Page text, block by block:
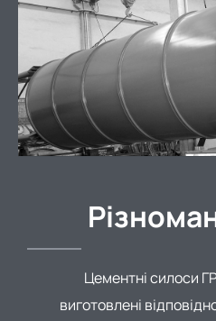
Цементні силоси
виготовлені